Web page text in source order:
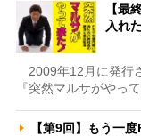
【最
入れ
2009年12月に発行
『突然マルサがやっ
【第9回】もう一